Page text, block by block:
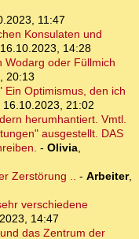
11:47
Konsulaten und
16.10.2023, 14:28
Wodarg oder Füllmich
20:13
Optimismus, den ich
16.10.2023, 21:02
herumhantiert. Vmtl.
ausgestellt. DAS
- Olivia,
Zerstörung .. - Arbeiter,
verschiedene
14:47
das Zentrum der